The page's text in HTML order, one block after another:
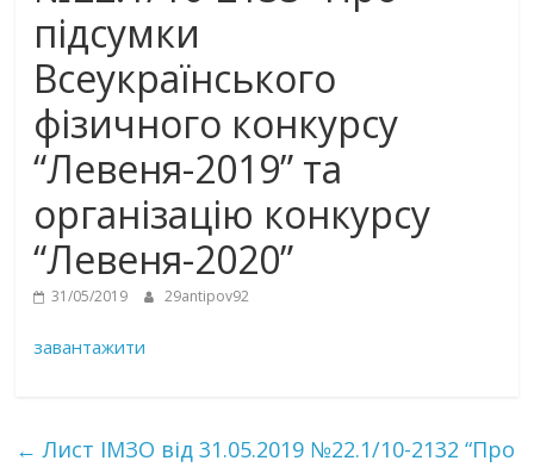
підсумки
Всеукраїнського
фізичного конкурсу
“Левеня-2019” та
організацію конкурсу
“Левеня-2020”
31/05/2019 29antipov92
завантажити
← Лист ІМЗО від 31.05.2019 №22.1/10-2132 “Про